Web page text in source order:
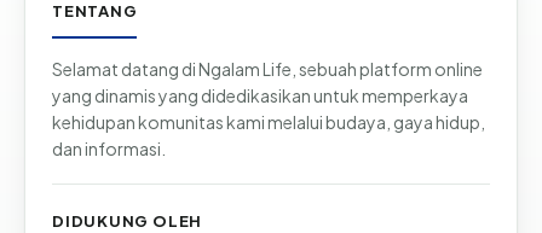
TENTANG
Selamat datang di Ngalam Life, sebuah platform online
yang dinamis yang didedikasikan untuk memperkaya
kehidupan komunitas kami melalui budaya, gaya hidup,
dan informasi.
DIDUKUNG OLEH